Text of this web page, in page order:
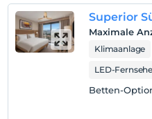
Rauchen
Raucherzonen vorhanden
Check-in Stunden
Der Aufenthalt für
Superior
Maximale
Klimaanlage
LED-
Betten-